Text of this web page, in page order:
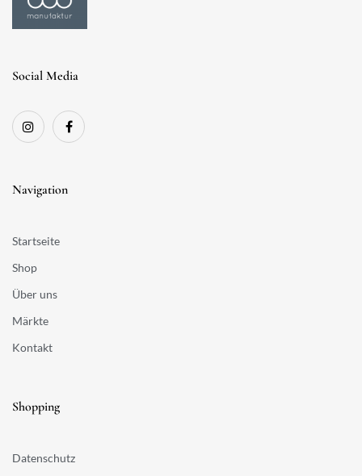
Social Media
Navigation
Startseite
Shop
Über uns
Märkte
Kontakt
Shopping
Datenschutz